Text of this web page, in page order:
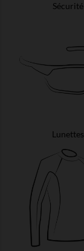
Sécurité
Lunettes